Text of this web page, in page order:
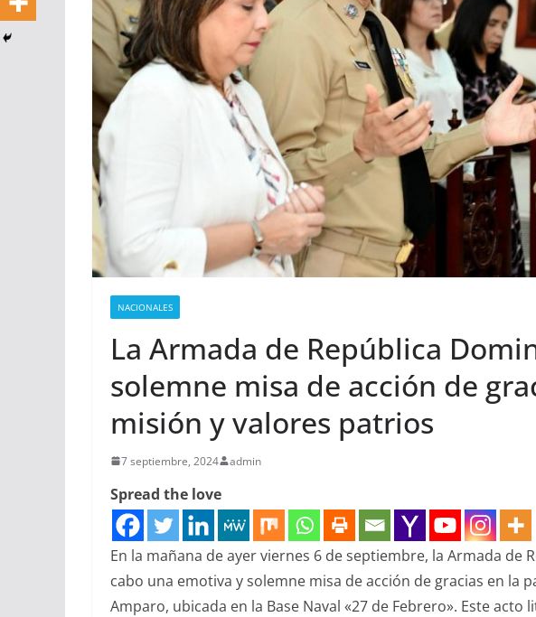
NACIONALES
La Armada de República
solemne misa de acción de
misión y valores patrios
7 septiembre, 2024 admin
Spread the love
En la mañana de ayer viernes 6 de septiembre, la Armada de
cabo una emotiva y solemne misa de acción de gracias en la
Amparo, ubicada en la Base Naval «27 de Febrero». Este acto